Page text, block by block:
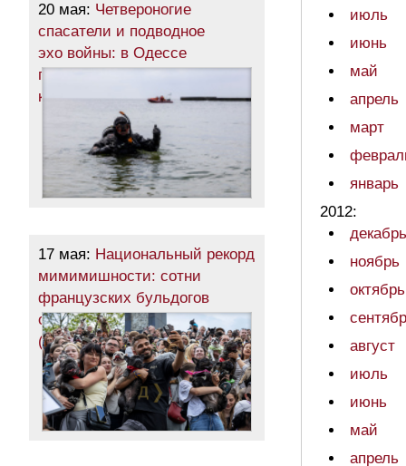
20 мая: Четвероногие
спасатели и подводное
эхо войны: в Одессе
показали, как готовят пляжи
к лету (фото)
17 мая: Национальный рекорд
мимимишности: сотни
французских бульдогов
оккупировали одесский парк
(фоторепортаж)
июль
июнь
май
апрель
март
январь
2012:
декабрь
ноябрь
октябрь
август
июль
июнь
май
апрель